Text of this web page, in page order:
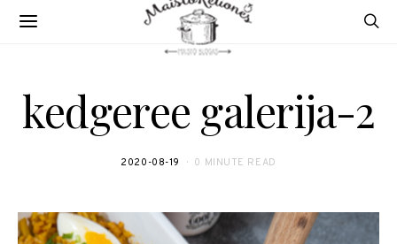
kedgeree galerija-2
2020-08-19 0 MINUTE READ